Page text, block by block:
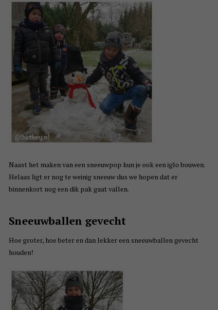
Naast het maken van een sneeuwpop kun je ook een iglo bouwen.
Helaas ligt er nog te weinig sneeuw dus we hopen dat er
binnenkort nog een dik pak gaat vallen.
Sneeuwballen gevecht
Hoe groter, hoe beter en dan lekker een sneeuwballen gevecht
houden!